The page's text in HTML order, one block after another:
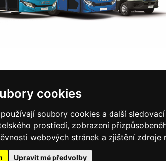
cookies
soubory cookies a další
prostředí, zobrazení
webových stránek a zjištění zdroje
Upravit mé předvolby
Kariéra Kontakty
Ochrana
údajů